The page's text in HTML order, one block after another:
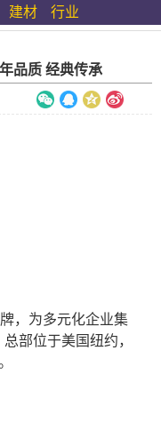
建材 行业
品质 经典传承
，为多元化企业集
部位于美国纽约，